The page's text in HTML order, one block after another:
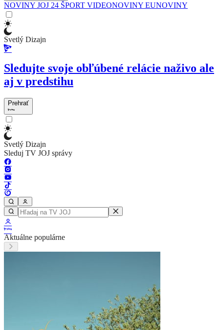
NOVINY JOJ 24 ŠPORT VIDEONOVINY EUNOVINY
Svetlý Dizajn
Sledujte svoje obľúbené relácie naživo ale
aj v predstihu
Prehrať
Svetlý Dizajn
Sleduj TV JOJ správy
Aktuálne populárne